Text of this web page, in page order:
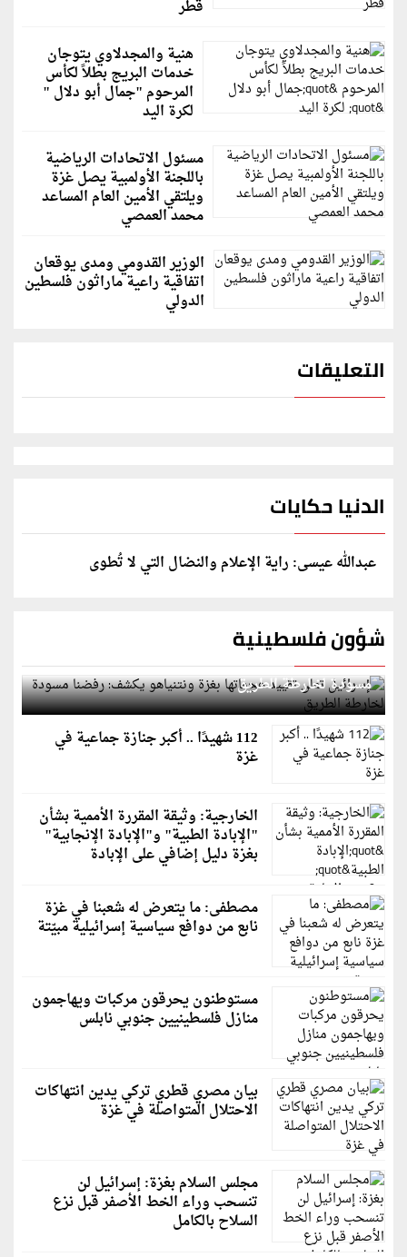
قطر
هنية والمجدلاوي يتوجان
خدمات البريج بطلاً لكأس
المرحوم "جمال أبو دلال "
لكرة اليد
مسئول الاتحادات الرياضية
باللجنة الأولمبية يصل غزة
ويلتقي الأمين العام المساعد
محمد العمصي
الوزير القدومي ومدى يوقعان
اتفاقية راعية ماراثون فلسطين
الدولي
التعليقات
الدنيا حكايات
عبدالله عيسى: راية الإعلام والنضال التي لا تُطوى
شؤون فلسطينية
إسرائيل تعلن تقييد هجماتها بغزة ونتنياهو يكشف: رفضنا
مسودة لخارطة الطريق
112 شهيدًا .. أكبر جنازة جماعية في
غزة
الخارجية: وثيقة المقررة الأممية بشأن
"الإبادة الطبية" و"الإبادة الإنجابية"
بغزة دليل إضافي على الإبادة
مصطفى: ما يتعرض له شعبنا في غزة
نابع من دوافع سياسية إسرائيلية مبيّتة
مستوطنون يحرقون مركبات ويهاجمون
منازل فلسطينيين جنوبي نابلس
بيان مصري قطري تركي يدين انتهاكات
الاحتلال المتواصلة في غزة
مجلس السلام بغزة: إسرائيل لن
تنسحب وراء الخط الأصفر قبل نزع
السلاح بالكامل